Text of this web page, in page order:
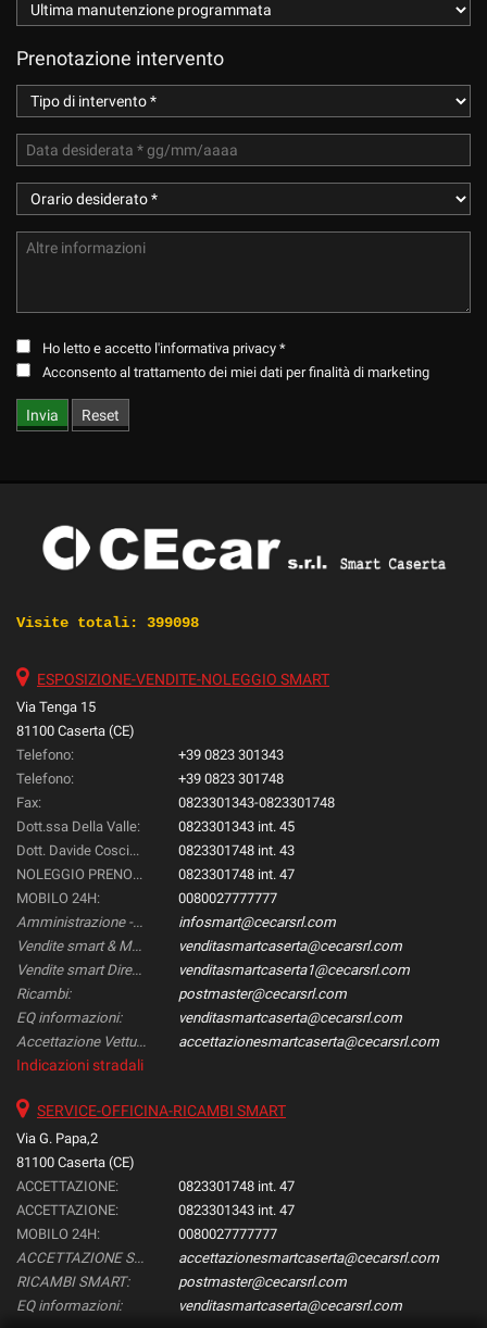
Prenotazione intervento
Ho letto e accetto l'informativa privacy *
Acconsento al trattamento dei miei dati per finalità di marketing
Visite totali: 399098
ESPOSIZIONE-VENDITE-NOLEGGIO SMART
Via Tenga 15
81100 Caserta (CE)
Telefono:
+39 0823 301343
Telefono:
+39 0823 301748
Fax:
0823301343-0823301748
Dott.ssa Della Valle:
0823301343 int. 45
Dott. Davide Coscione:
0823301748 int. 43
NOLEGGIO PRENOTAZIONI::
0823301748 int. 47
MOBILO 24H:
0080027777777
Amministrazione -Gestione & Controllo-:
infosmart@cecarsrl.com
Vendite smart & Mercedes Direzionali:
venditasmartcaserta@cecarsrl.com
Vendite smart Direzionali:
venditasmartcaserta1@cecarsrl.com
Ricambi:
postmaster@cecarsrl.com
EQ informazioni:
venditasmartcaserta@cecarsrl.com
Accettazione Vetture:
accettazionesmartcaserta@cecarsrl.com
Indicazioni stradali
SERVICE-OFFICINA-RICAMBI SMART
Via G. Papa,2
81100 Caserta (CE)
ACCETTAZIONE:
0823301748 int. 47
ACCETTAZIONE:
0823301343 int. 47
MOBILO 24H:
0080027777777
ACCETTAZIONE SMART:
accettazionesmartcaserta@cecarsrl.com
RICAMBI SMART:
postmaster@cecarsrl.com
EQ informazioni:
venditasmartcaserta@cecarsrl.com